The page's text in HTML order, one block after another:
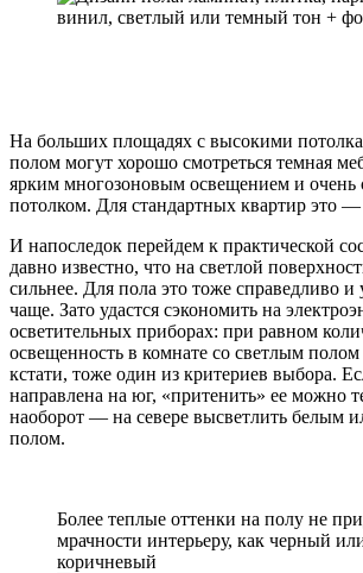
На больших площадях с высокими
полом могут хорошо смотреться темная
ярким многозоновым освещением и
потолком. Для стандартных квартир это —
И напоследок перейдем к практической
давно известно, что на светлой
сильнее. Для пола это тоже справедливо и
чаще. Зато удастся сэкономить на
осветительных приборах: при равном
освещенность в комнате со светлым
кстати, тоже один из критериев выбора.
направлена на юг, «притенить» ее можно
наоборот — на севере высветлить белым
полом.
Более теплые оттенки на полу не
мрачности интерьеру, как черный
коричневый